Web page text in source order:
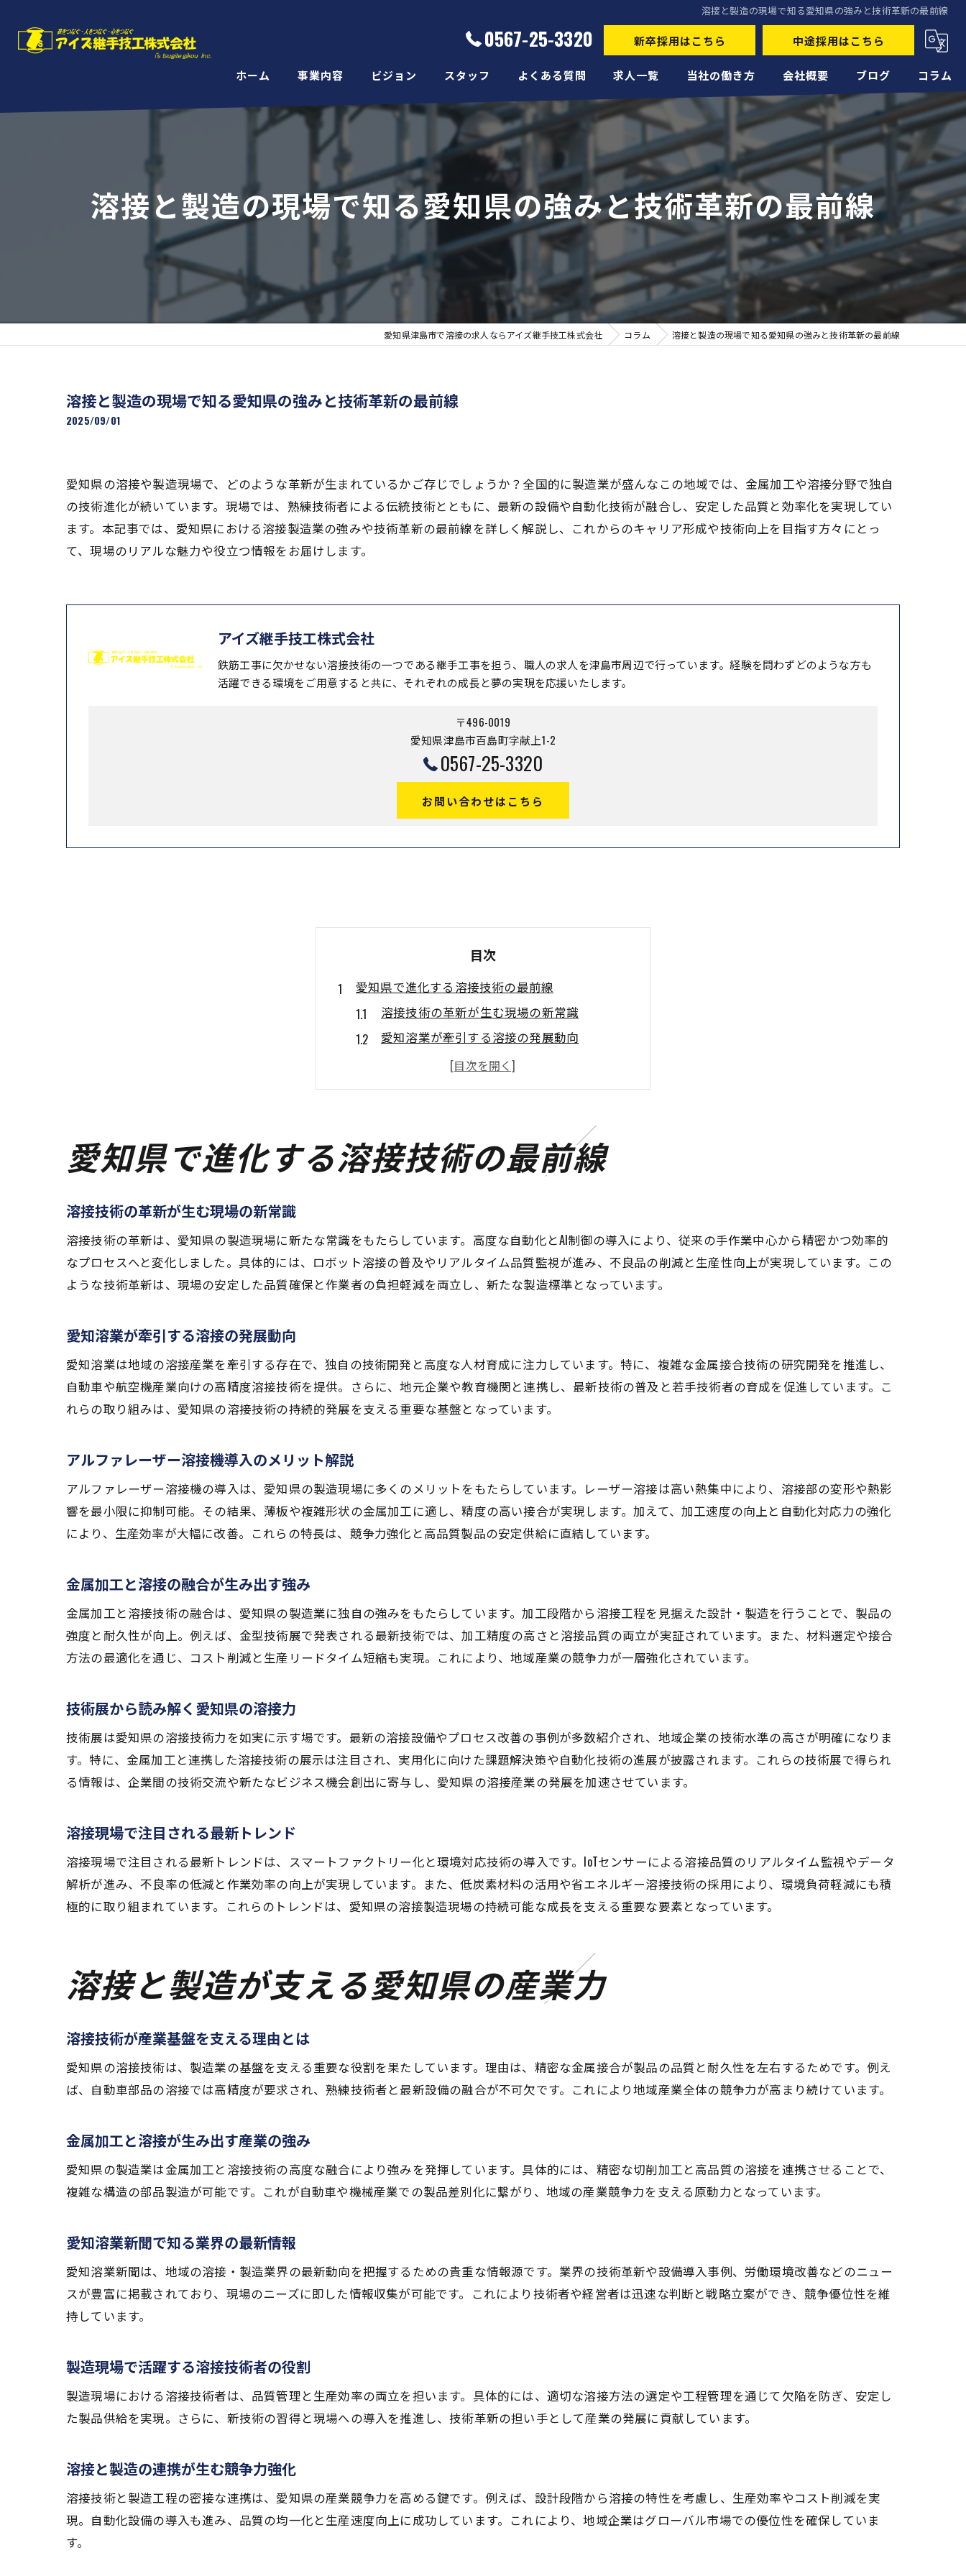
溶接と製造の現場で知る愛知県の強みと技術革新の最前線
0567-25-3320 新卒採用はこちら 中途採用はこちら
ホーム 事業内容 ビジョン スタッフ よくある質問 求人一覧 当社の働き方
未経験
経験者
正社員
高収入
転職
会社概要 ブログ コラム
溶接と製造の現場で知る愛知県の強みと技術革新の最前線
愛知県津島市で溶接の求人ならアイズ継手技工株式会社 コラム 溶接と製造の現場で知る愛知県の強みと技術革新の最前線
溶接と製造の現場で知る愛知県の強みと技術革新の最前線
2025/09/01
愛知県の溶接や製造現場で、どのような革新が生まれているかご存じでしょうか？全国的に製造業が盛んなこの地域では、金属加工や溶接分野で独自
の技術進化が続いています。現場では、熟練技術者による伝統技術とともに、最新の設備や自動化技術が融合し、安定した品質と効率化を実現してい
ます。本記事では、愛知県における溶接製造業の強みや技術革新の最前線を詳しく解説し、これからのキャリア形成や技術向上を目指す方々にとっ
て、現場のリアルな魅力や役立つ情報をお届けします。
アイズ継手技工株式会社
鉄筋工事に欠かせない溶接技術の一つである継手工事を担う、職人の求人を津島市周辺で行っています。経験を問わずどのような方も
活躍できる環境をご用意すると共に、それぞれの成長と夢の実現を応援いたします。
〒496-0019
愛知県津島市百島町字献上1-2
0567-25-3320
お問い合わせはこちら
目次
愛知県で進化する溶接技術の最前線
溶接技術の革新が生む現場の新常識
愛知溶業が牽引する溶接の発展動向
アルファレーザー溶接機導入のメリット解説
金属加工と溶接の融合が生み出す強み
溶接現場で注目される最新トレンド
溶接と製造が支える愛知県の産業力
愛知溶業新聞で知る業界の最新情報
製造現場で活躍する溶接技術者の役割
溶接と製造の連携が生む競争力強化
自動化がもたらす溶接現場の効率革命
アルファレーザー溶接機による作業効率向上
溶接と金属加工の現場改善ポイント
効率化を支える溶接技術の導入事例
愛知県発の溶接革新がもたらす変化
溶接革新が地域産業へもたらす影響
金型技術展から読み解く溶接の変化
溶接が開く愛知県ものづくりの未来
現場から始まる溶接イノベーション
溶接分野で注目の最新加工方法を紹介
技術展で話題の溶接技術を徹底解説
現場目線で語る溶接のやりがいと将来性
最新設備が導入された製造現場に迫る
最新溶接設備が生み出す高品質生産
アルファレーザー溶接機導入現場を取材
製造工場で進む溶接自動化の実情
現場の声で知る設備更新のメリット
溶接技術者におすすめの資格と勉強法
現場で役立つ溶接スキルアップ事例
溶接技術向上に役立つ研修や講座紹介
資格取得で広がる溶接のキャリアパス
愛知県の製造業が強い背景に迫る
金属加工と溶接の連携による発展可能性
愛知県で進化する溶接技術の最前線
溶接技術の革新が生む現場の新常識
溶接技術の革新は、愛知県の製造現場に新たな常識をもたらしています。高度な自動化とAI制御の導入により、従来の手作業中心から精密かつ効率的
なプロセスへと変化しました。具体的には、ロボット溶接の普及やリアルタイム品質監視が進み、不良品の削減と生産性向上が実現しています。この
ような技術革新は、現場の安定した品質確保と作業者の負担軽減を両立し、新たな製造標準となっています。
愛知溶業が牽引する溶接の発展動向
愛知溶業は地域の溶接産業を牽引する存在で、独自の技術開発と高度な人材育成に注力しています。特に、複雑な金属接合技術の研究開発を推進し、
自動車や航空機産業向けの高精度溶接技術を提供。さらに、地元企業や教育機関と連携し、最新技術の普及と若手技術者の育成を促進しています。こ
れらの取り組みは、愛知県の溶接技術の持続的発展を支える重要な基盤となっています。
アルファレーザー溶接機導入のメリット解説
アルファレーザー溶接機の導入は、愛知県の製造現場に多くのメリットをもたらしています。レーザー溶接は高い熱集中により、溶接部の変形や熱影
響を最小限に抑制可能。その結果、薄板や複雑形状の金属加工に適し、精度の高い接合が実現します。加えて、加工速度の向上と自動化対応力の強化
により、生産効率が大幅に改善。これらの特長は、競争力強化と高品質製品の安定供給に直結しています。
金属加工と溶接の融合が生み出す強み
金属加工と溶接技術の融合は、愛知県の製造業に独自の強みをもたらしています。加工段階から溶接工程を見据えた設計・製造を行うことで、製品の
強度と耐久性が向上。例えば、金型技術展で発表される最新技術では、加工精度の高さと溶接品質の両立が実証されています。また、材料選定や接合
方法の最適化を通じ、コスト削減と生産リードタイム短縮も実現。これにより、地域産業の競争力が一層強化されています。
技術展から読み解く愛知県の溶接力
技術展は愛知県の溶接技術力を如実に示す場です。最新の溶接設備やプロセス改善の事例が多数紹介され、地域企業の技術水準の高さが明確になりま
す。特に、金属加工と連携した溶接技術の展示は注目され、実用化に向けた課題解決策や自動化技術の進展が披露されます。これらの技術展で得られ
る情報は、企業間の技術交流や新たなビジネス機会創出に寄与し、愛知県の溶接産業の発展を加速させています。
溶接現場で注目される最新トレンド
溶接現場で注目される最新トレンドは、スマートファクトリー化と環境対応技術の導入です。IoTセンサーによる溶接品質のリアルタイム監視やデータ
解析が進み、不良率の低減と作業効率の向上が実現しています。また、低炭素材料の活用や省エネルギー溶接技術の採用により、環境負荷軽減にも積
極的に取り組まれています。これらのトレンドは、愛知県の溶接製造現場の持続可能な成長を支える重要な要素となっています。
溶接と製造が支える愛知県の産業力
溶接技術が産業基盤を支える理由とは
愛知県の溶接技術は、製造業の基盤を支える重要な役割を果たしています。理由は、精密な金属接合が製品の品質と耐久性を左右するためです。例え
ば、自動車部品の溶接では高精度が要求され、熟練技術者と最新設備の融合が不可欠です。これにより地域産業全体の競争力が高まり続けています。
金属加工と溶接が生み出す産業の強み
愛知県の製造業は金属加工と溶接技術の高度な融合により強みを発揮しています。具体的には、精密な切削加工と高品質の溶接を連携させることで、
複雑な構造の部品製造が可能です。これが自動車や機械産業での製品差別化に繋がり、地域の産業競争力を支える原動力となっています。
愛知溶業新聞で知る業界の最新情報
愛知溶業新聞は、地域の溶接・製造業界の最新動向を把握するための貴重な情報源です。業界の技術革新や設備導入事例、労働環境改善などのニュー
スが豊富に掲載されており、現場のニーズに即した情報収集が可能です。これにより技術者や経営者は迅速な判断と戦略立案ができ、競争優位性を維
持しています。
製造現場で活躍する溶接技術者の役割
製造現場における溶接技術者は、品質管理と生産効率の両立を担います。具体的には、適切な溶接方法の選定や工程管理を通じて欠陥を防ぎ、安定し
た製品供給を実現。さらに、新技術の習得と現場への導入を推進し、技術革新の担い手として産業の発展に貢献しています。
溶接と製造の連携が生む競争力強化
溶接技術と製造工程の密接な連携は、愛知県の産業競争力を高める鍵です。例えば、設計段階から溶接の特性を考慮し、生産効率やコスト削減を実
現。自動化設備の導入も進み、品質の均一化と生産速度向上に成功しています。これにより、地域企業はグローバル市場での優位性を確保していま
す。